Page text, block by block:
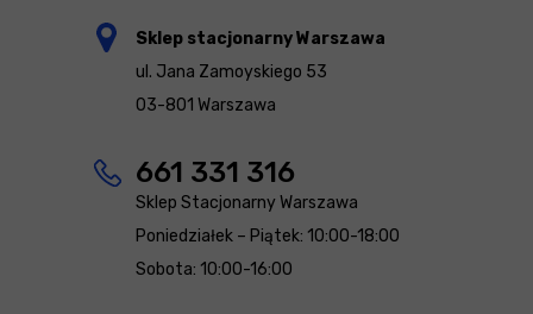
Sklep stacjonarny Warszawa
ul. Jana Zamoyskiego 53
03-801 Warszawa
661 331 316
Sklep Stacjonarny Warszawa
Poniedziałek – Piątek: 10:00-18:00
Sobota: 10:00-16:00